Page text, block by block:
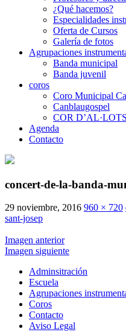
¿Qué hacemos?
Especialidades
Oferta de Cursos
Galería de fotos
Agrupaciones
Banda municipal
Banda juvenil
coros
Coro Municipal
Canblaugospel
COR
Agenda
Contacto
concert-de-la-banda-
29 noviembre, 2016 960 × 720
sant-josep
Imagen anterior
Imagen siguiente
Adminsitración
Escuela
Agrupaciones
Coros
Contacto
Aviso Legal